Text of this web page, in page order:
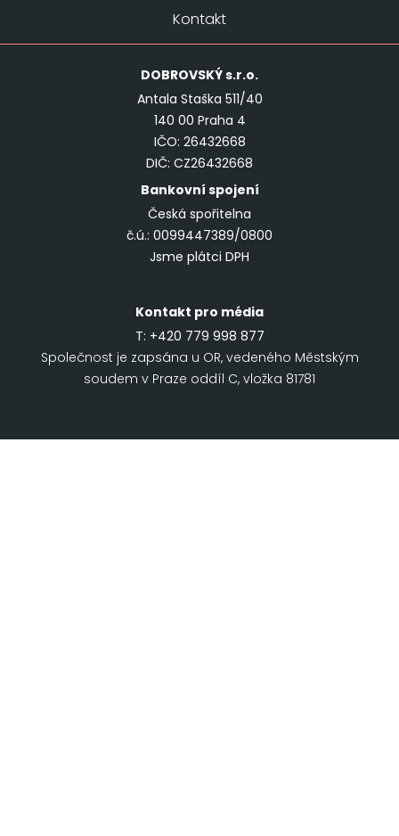
Kontakt
DOBROVSKÝs.r.o.
Antala Staška 511/40
140 00 Praha 4
IČO: 26432668
DIČ: CZ26432668
Bankovní spojení
Česká spořitelna
č.ú.: 0099447389/0800
Jsme plátci DPH
Kontakt pro média
T: +420 779 998 877
Společnost je zapsána u OR, vedeného Městským
soudem v Praze oddíl C, vložka 81781